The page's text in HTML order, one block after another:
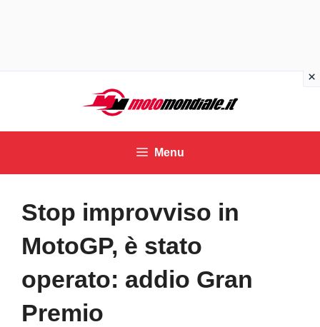
contenuto
Menu
Stop improvviso in
MotoGP, è stato
operato: addio Gran
Premio